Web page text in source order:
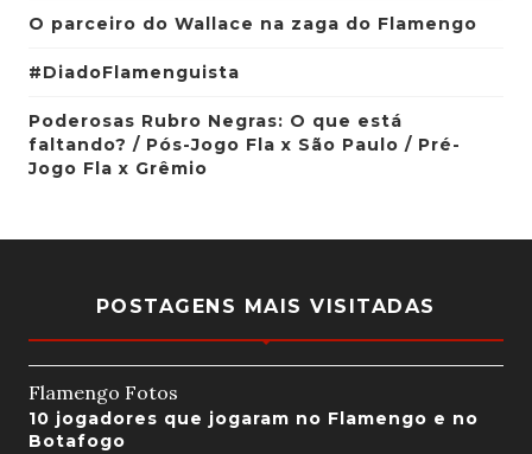
O parceiro do Wallace na zaga do Flamengo
#DiadoFlamenguista
Poderosas Rubro Negras: O que está
faltando? / Pós-Jogo Fla x São Paulo / Pré-
Jogo Fla x Grêmio
POSTAGENS MAIS VISITADAS
Flamengo Fotos
10 jogadores que jogaram no Flamengo e no
Botafogo